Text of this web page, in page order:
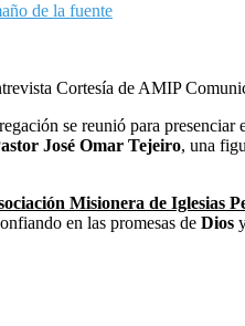
de la fuente
Cortesía de AMIP
se reunió para presenciar
José Omar Tejeiro, una
Misionera de Iglesias
en las promesas de Dios